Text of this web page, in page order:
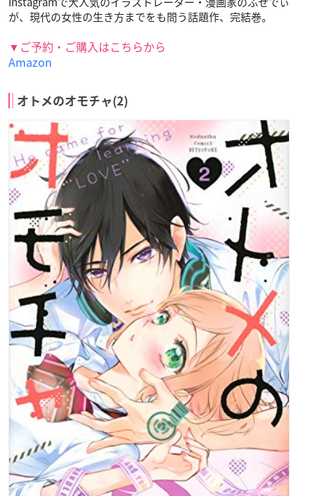
価格：990円(税込)
レーベル：ワイドKC
ふせでぃ (著)
大好きな雄太先生に付き合ってもらうため、頑張ってアイドル
になった、もこ。
ラブラブな2人だけれど、雄太は、かつて推していたアイドルM
IYUから猛アタックを受けている。
そんな中、もこと雄太の関係が世間の知るところとなり大炎
順調だったアイドル活動は脱退の危機!? そしてもこと雄太、2
人の恋の行く末は…?
Instagramで大人気のイラストレーター・漫画家のふせでぃ
が、現代の女性の生き方までをも問う話題作、完結巻。
▼ご予約・ご購入はこちらから
Amazon